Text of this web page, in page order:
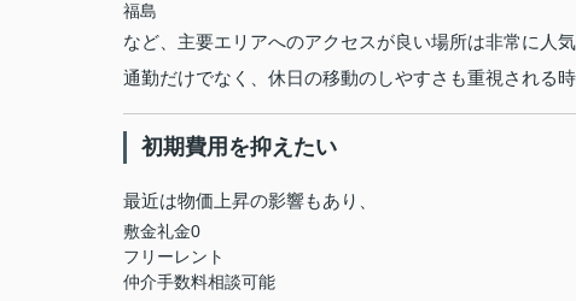
福島
など、主要エリアへのアクセスが良い場所は非常に人気
通勤だけでなく、休日の移動のしやすさも重視される時
初期費用を抑えたい
最近は物価上昇の影響もあり、
敷金礼金0
フリーレント
仲介手数料相談可能